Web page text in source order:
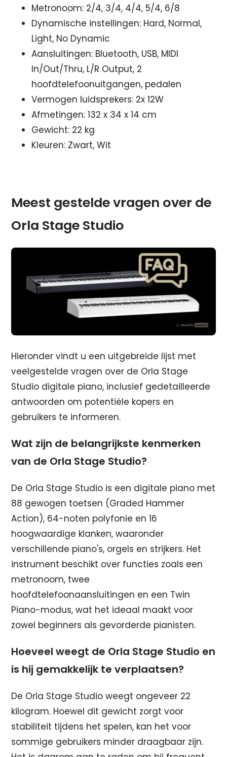
Metronoom: 2/4, 3/4, 4/4, 5/4, 6/8
Dynamische instellingen: Hard, Normal,
Light, No Dynamic
Aansluitingen: Bluetooth, USB, MIDI
In/Out/Thru, L/R Output, 2
hoofdtelefoonuitgangen, pedalen
Vermogen luidsprekers: 2x 12W
Afmetingen: 132 x 34 x 14 cm
Gewicht: 22 kg
Kleuren: Zwart, Wit
Meest gestelde vragen over de
Orla Stage Studio
Hieronder vindt u een uitgebreide lijst met
veelgestelde vragen over de Orla Stage
Studio digitale piano, inclusief gedetailleerde
antwoorden om potentiële kopers en
gebruikers te informeren.
Wat zijn de belangrijkste kenmerken
van de Orla Stage Studio?
De Orla Stage Studio is een digitale piano met
88 gewogen toetsen (Graded Hammer
Action), 64-noten polyfonie en 16
hoogwaardige klanken, waaronder
verschillende piano's, orgels en strijkers. Het
instrument beschikt over functies zoals een
metronoom, twee
hoofdtelefoonaansluitingen en een Twin
Piano-modus, wat het ideaal maakt voor
zowel beginners als gevorderde pianisten.
Hoeveel weegt de Orla Stage Studio en
is hij gemakkelijk te verplaatsen?
De Orla Stage Studio weegt ongeveer 22
kilogram. Hoewel dit gewicht zorgt voor
stabiliteit tijdens het spelen, kan het voor
sommige gebruikers minder draagbaar zijn.